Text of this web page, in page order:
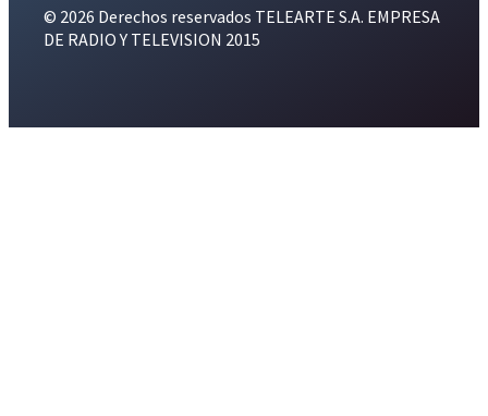
© 2026 Derechos reservados TELEARTE S.A. EMPRESA
DE RADIO Y TELEVISION 2015